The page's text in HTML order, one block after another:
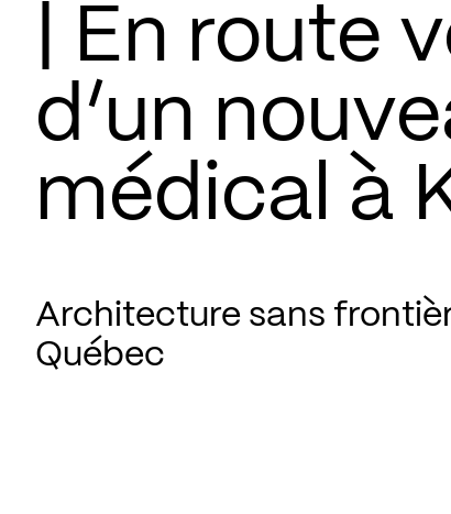
| En route
d’un
médical à
Architecture sans
Québec